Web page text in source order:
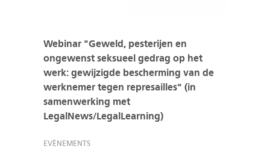
Webinar "Geweld, pesterijen en
ongewenst seksueel gedrag op het
werk: gewijzigde bescherming van de
werknemer tegen represailles" (in
samenwerking met
LegalNews/LegalLearning)
EVÈNEMENTS